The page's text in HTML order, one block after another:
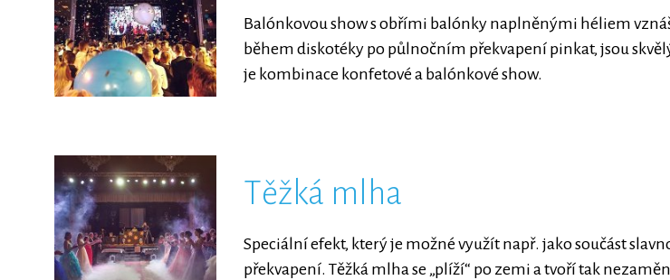
Balónkovou show s obřími balónky naplněnými héliem
během diskotéky po půlnočním překvapení pinkat, jsou
je kombinace konfetové a balónkové show.
Těžká mlha
Speciální efekt, který je možné využít např. jako součást
překvapení. Těžká mlha se „plíží“ po zemi a tvoří tak